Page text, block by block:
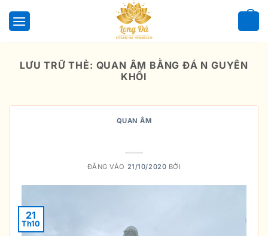
qua
LƯU TRỮ THẺ: QUAN ÂM BẰNG ĐÁ N GUYÊN
KHỐI
QUAN ÂM
ĐĂNG VÀO 21/10/2020 BỞI
21
Th10